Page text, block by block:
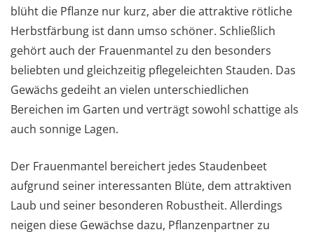
blüht die Pflanze nur kurz, aber die attraktive rötliche
Herbstfärbung ist dann umso schöner. Schließlich
gehört auch der Frauenmantel zu den besonders
beliebten und gleichzeitig pflegeleichten Stauden. Das
Gewächs gedeiht an vielen unterschiedlichen
Bereichen im Garten und verträgt sowohl schattige als
auch sonnige Lagen.
Der Frauenmantel bereichert jedes Staudenbeet
aufgrund seiner interessanten Blüte, dem attraktiven
Laub und seiner besonderen Robustheit. Allerdings
neigen diese Gewächse dazu, Pflanzenpartner zu